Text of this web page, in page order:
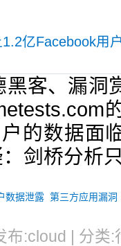
亿Facebook用
客、漏洞
的数据面
剑桥分析
数据泄露 第三方应用漏洞
布:cloud | 分类: